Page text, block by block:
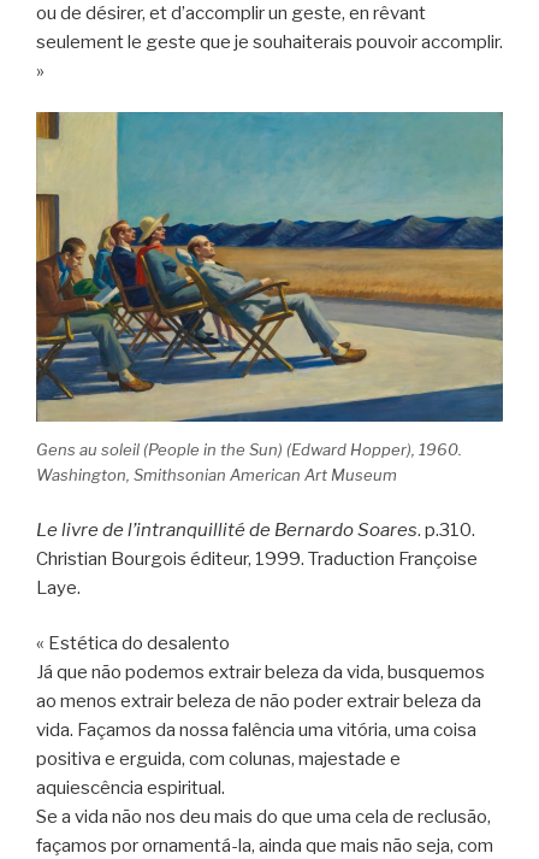
ou de désirer, et d’accomplir un geste, en rêvant
seulement le geste que je souhaiterais pouvoir accomplir.
»
Gens au soleil (People in the Sun) (Edward Hopper), 1960.
Washington, Smithsonian American Art Museum
Le livre de l’intranquillité de Bernardo Soares. p.310.
Christian Bourgois éditeur, 1999. Traduction Françoise
Laye.
« Estética do desalento
Já que não podemos extrair beleza da vida, busquemos
ao menos extrair beleza de não poder extrair beleza da
vida. Façamos da nossa falência uma vitória, uma coisa
positiva e erguida, com colunas, majestade e
aquiescência espiritual.
Se a vida não nos deu mais do que uma cela de reclusão,
façamos por ornamentá-la, ainda que mais não seja, com